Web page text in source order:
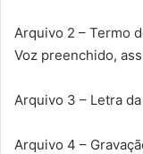
Arquivo 2 – Termo
Voz preenchido,
Arquivo 3 – Letra
Arquivo 4 –